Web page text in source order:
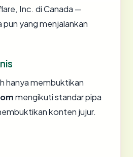
Inc. di Canada —
pun yang menjalankan
hanya membuktikan
mengikuti standar pipa
konten jujur.